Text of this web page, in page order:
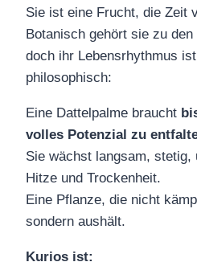
Sie ist eine Frucht, die Zeit
Botanisch gehört sie zu
doch ihr Lebensrhythmus
philosophisch:
Eine Dattelpalme braucht
volles Potenzial zu
Sie wächst langsam, stetig,
Hitze und Trockenheit.
Eine Pflanze, die nicht
sondern aushält.
Kurios ist: